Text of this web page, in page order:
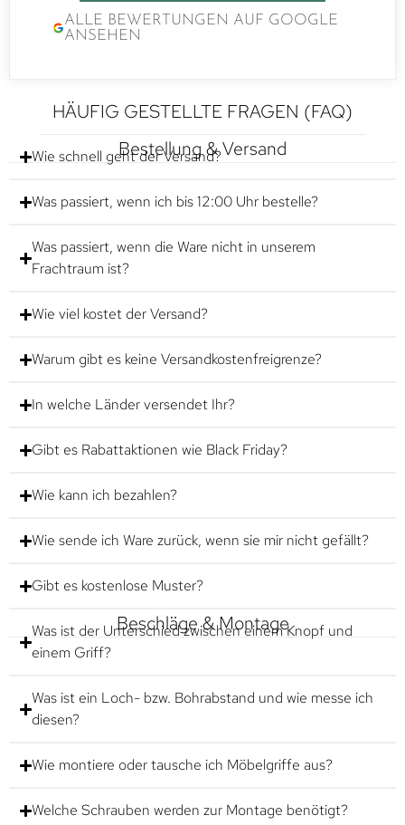
ALLE BEWERTUNGEN AUF GOOGLE
ANSEHEN
HÄUFIG GESTELLTE FRAGEN (FAQ)
Bestellung & Versand
Wie schnell geht der Versand?
Was passiert, wenn ich bis 12:00 Uhr bestelle?
Was passiert, wenn die Ware nicht in unserem
Frachtraum ist?
Wie viel kostet der Versand?
Warum gibt es keine Versandkostenfreigrenze?
In welche Länder versendet Ihr?
Gibt es Rabattaktionen wie Black Friday?
Wie kann ich bezahlen?
Wie sende ich Ware zurück, wenn sie mir nicht gefällt?
Gibt es kostenlose Muster?
Beschläge & Montage
Was ist der Unterschied zwischen einem Knopf und
einem Griff?
Was ist ein Loch- bzw. Bohrabstand und wie messe ich
diesen?
Wie montiere oder tausche ich Möbelgriffe aus?
Welche Schrauben werden zur Montage benötigt?